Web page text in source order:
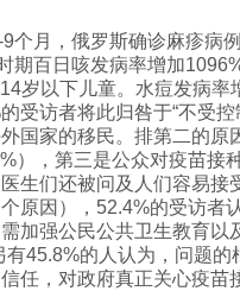
个月，俄罗斯确诊麻疹病
期百日咳发病率增加
岁以下儿童。水痘发病率
受访者将此归咎于“不受
国家的移民。排第二的原
），第三是公众对疫苗接
生们还被问及人们容易接
原因），52.4%的受访者
加强公民公共卫生教育以
有45.8%的人认为，问题的
任，对政府真正关心疫苗